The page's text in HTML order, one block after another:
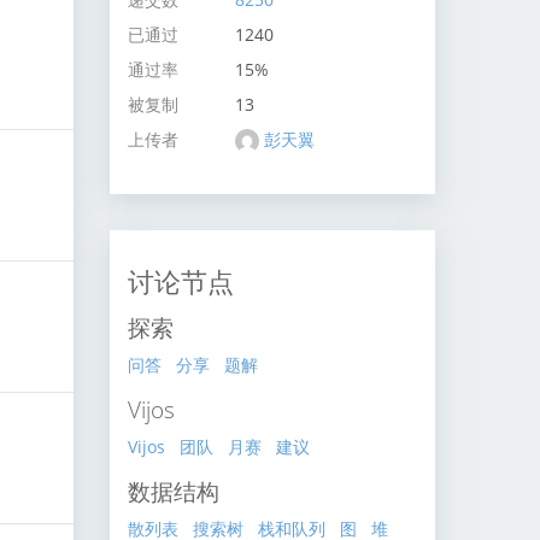
已通过
1240
通过率
15%
被复制
13
上传者
彭天翼
讨论节点
探索
问答 分享 题解
Vijos
Vijos 团队 月赛 建议
数据结构
散列表 搜索树 栈和队列 图 堆